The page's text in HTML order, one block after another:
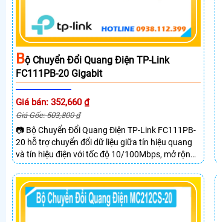
BỘ Chuyển Đổi Quang Điện TP-Link
FC111PB-20 Gigabit
Giá bán: 352,660 ₫
Giá Gốc: 503,800 ₫
📷 Bộ Chuyển Đổi Quang Điện TP-Link FC111PB-
20 hỗ trợ chuyển đổi dữ liệu giữa tín hiệu quang
và tín hiệu điện với tốc độ 10/100Mbps, mở rộng
khoảng cách truyền lên đến 20km. Công nghệ
WDM cho phép truyền nhận dữ liệu trên một sợi
quang.